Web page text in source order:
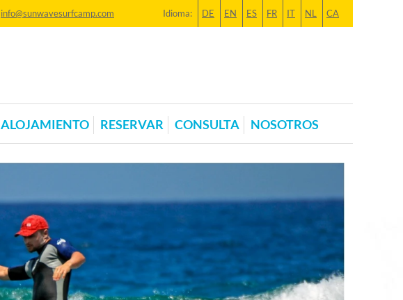
info@sunwavesurfcamp.com Idioma: DE EN ES FR IT NL CA
ALOJAMIENTO RESERVAR CONSULTA NOSOTROS